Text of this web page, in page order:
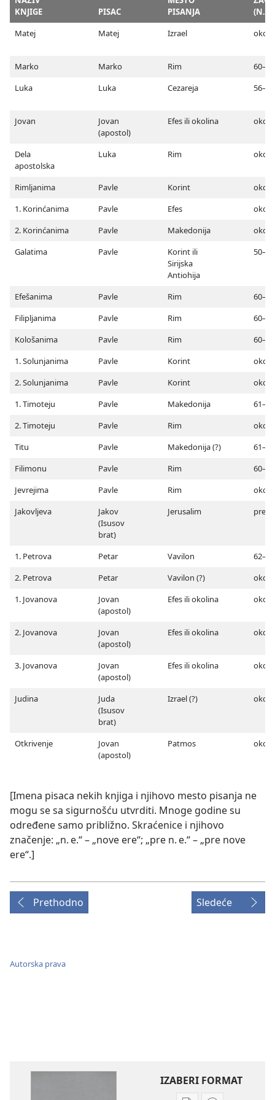
KNJIGE
PISAC
PISANJA
(N. E.)
Matej
Matej Izrael oko
Marko Marko Rim
Luka
Luka Cezareja
Jovan
Jovan
(apostol)
Efes ili okolina oko
Dela
apostolska
Luka Rim oko
Rimljanima Pavle Korint
oko
1. Korinćanima
Pavle Efes
oko
2. Korinćanima
Pavle Makedonija
oko
Galatima
Pavle
Korint ili
Sirijska
Antiohija
Efešanima Pavle Rim
Filipljanima
Pavle Rim
Kološanima
Pavle Rim
1. Solunjanima
Pavle Korint
oko
2. Solunjanima
Pavle Korint
oko
1. Timoteju
Pavle Makedonija
2. Timoteju
Pavle Rim
oko
Titu
Pavle Makedonija (?)
Filimonu
Pavle Rim
Jevrejima
Pavle Rim
oko
Jakovljeva
Jakov
(Isusov
brat)
Jerusalim pre
1. Petrova Petar Vavilon
2. Petrova
Petar Vavilon (?)
oko
1. Jovanova
Jovan
(apostol)
Efes ili okolina oko
2. Jovanova
Jovan
(apostol)
Efes ili okolina oko
3. Jovanova
Jovan
(apostol)
Efes ili okolina oko
Judina
Juda
(Isusov
brat)
Izrael (?) oko
Otkrivenje
Jovan
(apostol)
Patmos oko
[Imena pisaca nekih knjiga i njihovo mesto pisanja ne
mogu se sa sigurnošću utvrditi. Mnoge godine su
određene samo približno. Skraćenice i njihovo
značenje: „n. e.“ – „nove ere“; „pre n. e.“ – „pre nove
ere“.]
Prethodno Sledeće
Autorska prava
IZABERI FORMAT